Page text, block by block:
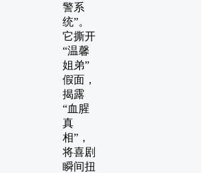
警系
统”。
它撕开
“温馨
姐弟”
假面，
揭露
“血腥
真
相”，
将喜剧
瞬间扭